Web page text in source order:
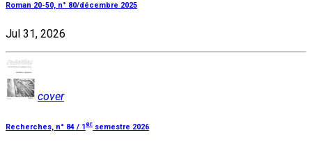
Roman 20-50, n° 80/décembre 2025
Jul 31, 2026
cover
Recherches, n° 84 / 1er semestre 2026